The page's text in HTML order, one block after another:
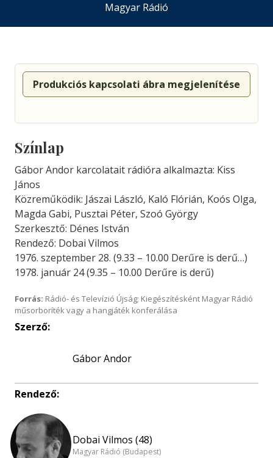
Magyar Rádió
Produkciós kapcsolati ábra megjelenítése
Színlap
Gábor Andor karcolatait rádióra alkalmazta: Kiss
János
Közreműködik: Jászai László, Kaló Flórián, Koós Olga,
Magda Gabi, Pusztai Péter, Szoó György
Szerkesztő: Dénes István
Rendező: Dobai Vilmos
1976. szeptember 28. (9.33 – 10.00 Derűre is derű…)
1978. január 24 (9.35 – 10.00 Derűre is derű)
Forrás: Rádió- és Televízió Újság; Kiegészítésként Magyar Rádió
műsorboríték vagy a hangjáték konferálása
Szerző:
Gábor Andor
Rendező:
Dobai Vilmos (48)
Magyar Rádió (Budapest)